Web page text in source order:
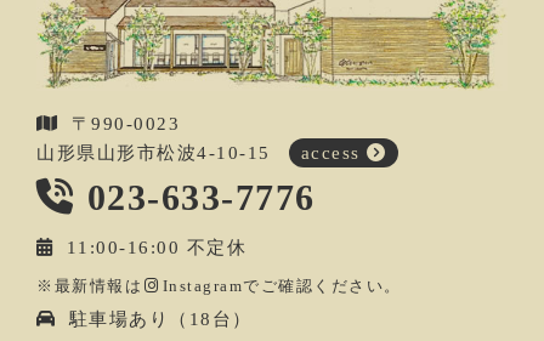
〒990-0023
山形県山形市松波4-10-15
access
023-633-7776
11:00-16:00 不定休
※最新情報は Instagramでご確認ください。
駐車場あり（18台）